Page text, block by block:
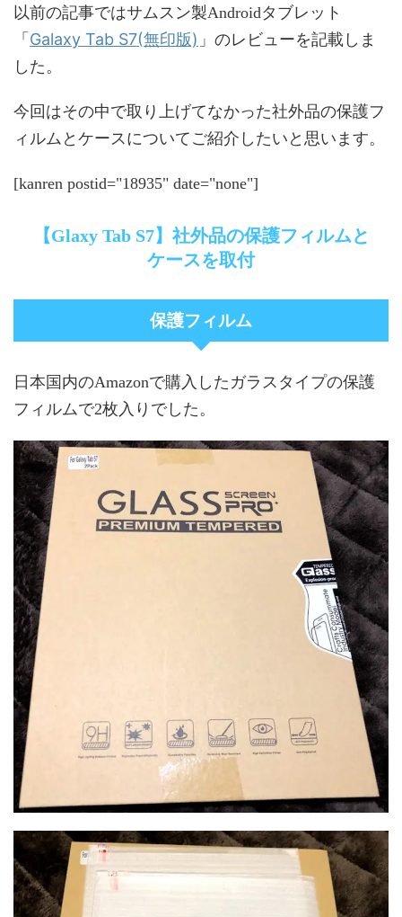
以前の記事ではサムスン製Androidタブレット
「 Galaxy Tab S7(無印版) 」のレビューを記載しま
した。
今回はその中で取り上げてなかった社外品の保護フ
ィルムとケースについてご紹介したいと思います。
[kanren postid="18935" date="none"]
【Glaxy Tab S7】社外品の保護フィルムと
ケースを取付
保護フィルム
日本国内のAmazonで購入したガラスタイプの保護
フィルムで2枚入りでした。